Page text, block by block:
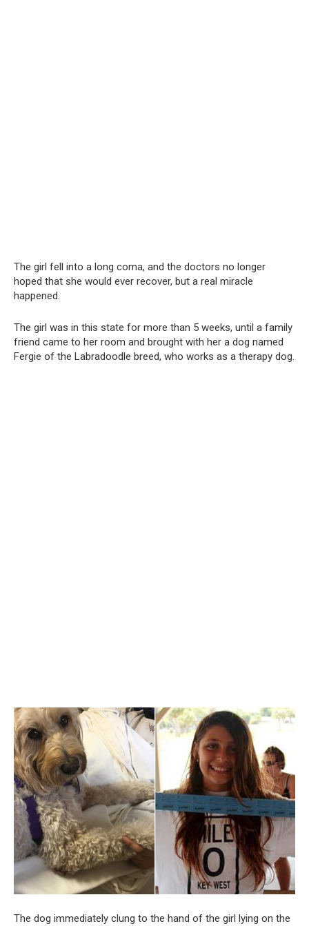
The girl fell into a long coma, and the doctors no longer
hoped that she would ever recover, but a real miracle
happened.
The girl was in this state for more than 5 weeks, until a family
friend came to her room and brought with her a dog named
Fergie of the Labradoodle breed, who works as a therapy dog.
The dog immediately clung to the hand of the girl lying on the